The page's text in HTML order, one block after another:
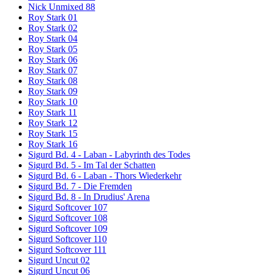
Nick Unmixed 88
Roy Stark 01
Roy Stark 02
Roy Stark 04
Roy Stark 05
Roy Stark 06
Roy Stark 07
Roy Stark 08
Roy Stark 09
Roy Stark 10
Roy Stark 11
Roy Stark 12
Roy Stark 15
Roy Stark 16
Sigurd Bd. 4 - Laban - Labyrinth des Todes
Sigurd Bd. 5 - Im Tal der Schatten
Sigurd Bd. 6 - Laban - Thors Wiederkehr
Sigurd Bd. 7 - Die Fremden
Sigurd Bd. 8 - In Drudius' Arena
Sigurd Softcover 107
Sigurd Softcover 108
Sigurd Softcover 109
Sigurd Softcover 110
Sigurd Softcover 111
Sigurd Uncut 02
Sigurd Uncut 06